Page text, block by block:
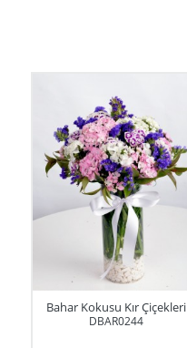
Bahar Kokusu Kır Çiçekleri
DBAR0244